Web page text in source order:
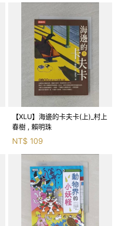
【XLU】海邊的卡夫卡(上)_村上
春樹 , 賴明珠
NT$ 109